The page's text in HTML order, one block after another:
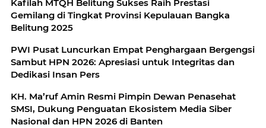
Kafilah MTQH Belitung Sukses Raih Prestasi
Gemilang di Tingkat Provinsi Kepulauan Bangka
Belitung 2025
PWI Pusat Luncurkan Empat Penghargaan Bergengsi
Sambut HPN 2026: Apresiasi untuk Integritas dan
Dedikasi Insan Pers
KH. Ma’ruf Amin Resmi Pimpin Dewan Penasehat
SMSI, Dukung Penguatan Ekosistem Media Siber
Nasional dan HPN 2026 di Banten